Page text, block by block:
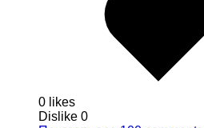
0 likes
Dislike 0